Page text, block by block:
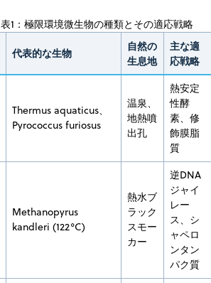
表1：極限環境微生物の種類とその適応戦略
代表的な生物
自然の
生息地
主な適
応戦略
Thermus aquaticus、
Pyrococcus furiosus
温泉、
地熱噴
出孔
熱安定
性酵
素、修
飾膜脂
質
Methanopyrus
kandleri (122°C)
熱水ブ
ラック
スモー
カー
逆DNA
ジャイ
レー
ス、シ
ャペロ
ンタン
パク質